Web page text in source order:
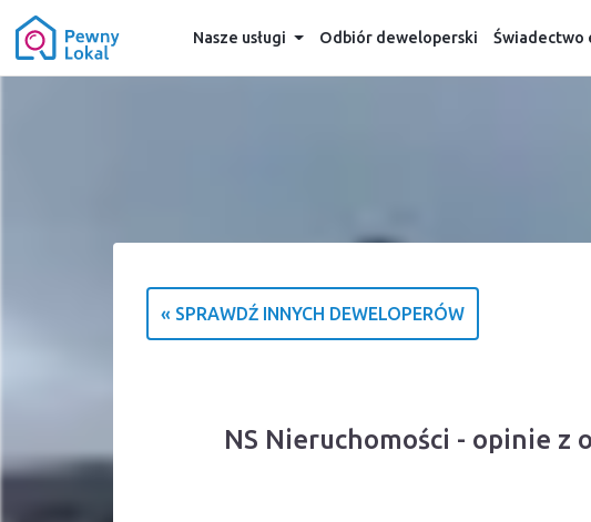
Nasze usługi Odbiór deweloperski Świadectwo
« SPRAWDŹ INNYCH DEWELOPERÓW
NS Nieruchomości - opinie